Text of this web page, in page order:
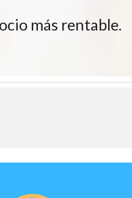
más rentable.